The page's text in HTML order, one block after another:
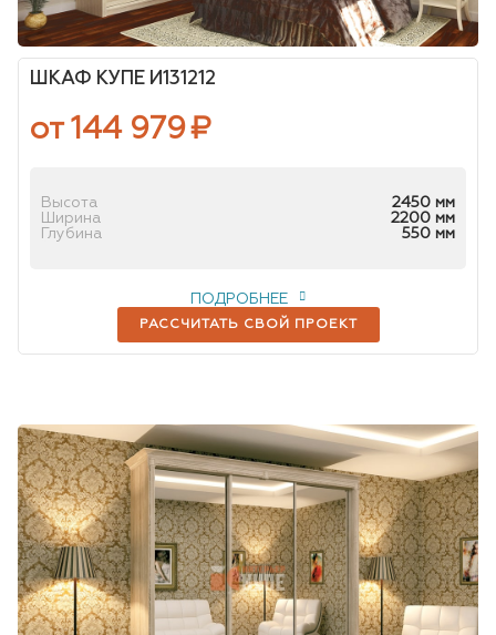
ШКАФ КУПЕ И131212
от 144 979₽
Высота
2450 мм
Ширина
2200 мм
Глубина
550 мм
РАССЧИТАТЬ СВОЙ ПРОЕКТ
ПОДРОБНЕЕ